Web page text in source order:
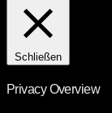
Schließen
Privacy Overview